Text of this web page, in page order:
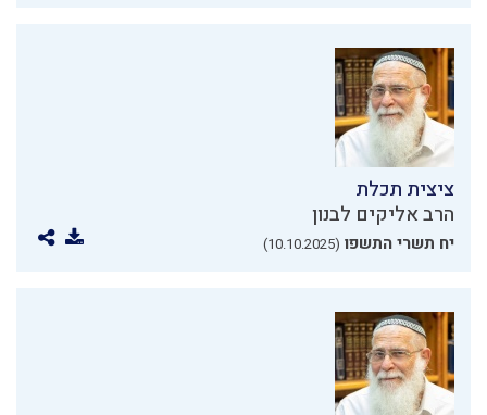
ציצית תכלת
הרב אליקים לבנון
יח תשרי התשפו (10.10.2025)